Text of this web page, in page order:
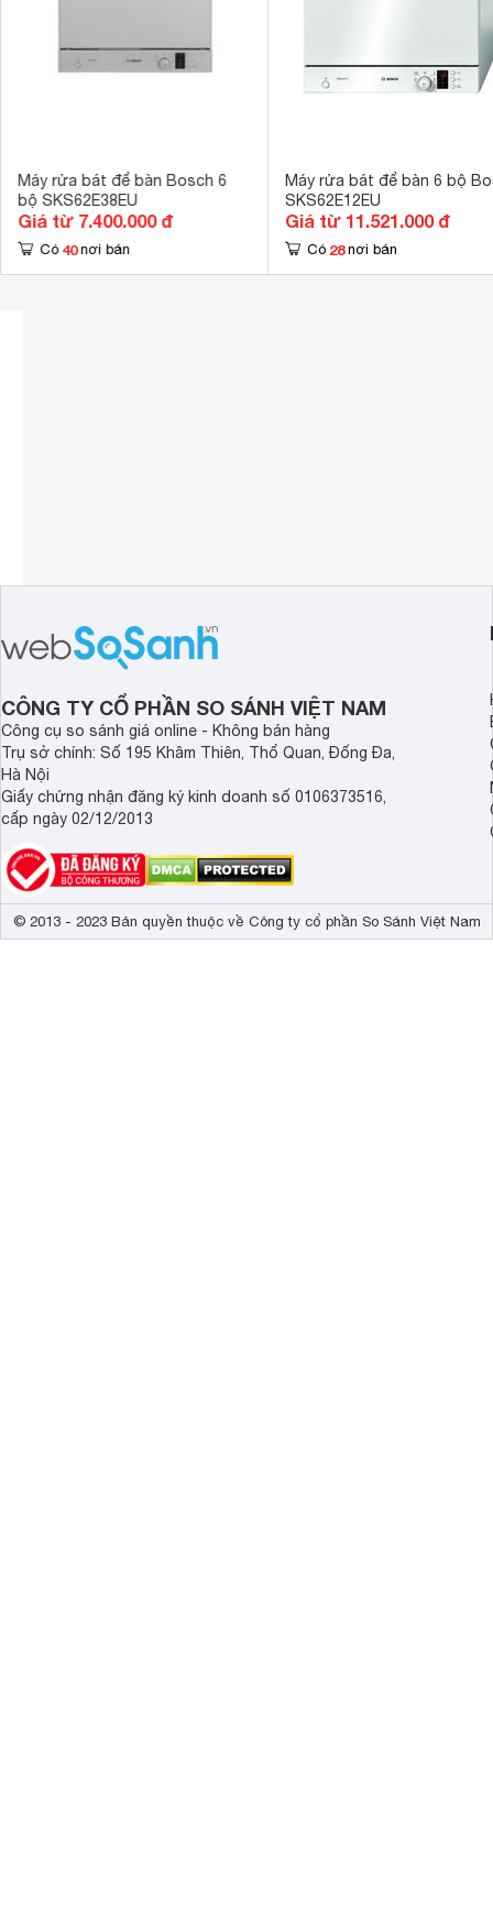
Hẹn giờ rửa
450 x 551 x
Máy rửa bát để bàn Bosch 6
bộ SKS62E38EU
Giá từ 7.400.000 đ
Có 40 nơi bán
Máy rửa bát để bàn 6 bộ
SKS62E12EU
Giá từ 11.521.000 đ
Có 28 nơi bán
CÔNG TY CỔ PHẦN SO SÁNH VIỆT NAM
Công cụ so sánh giá online - Không bán hàng
Trụ sở chính: Số 195 Khâm Thiên, Thổ Quan, Đống Đa,
Hà Nội
Giấy chứng nhận đăng ký kinh doanh số 0106373516,
cấp ngày 02/12/2013
© 2013 - 2023 Bản quyền thuộc về Công ty cổ phần So Sánh Việt Nam